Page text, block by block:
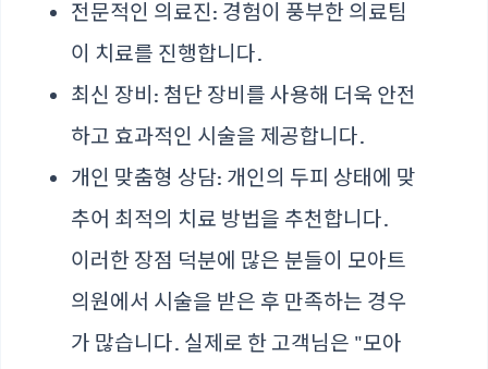
전문적인 의료진: 경험이 풍부한 의료팀
이 치료를 진행합니다.
최신 장비: 첨단 장비를 사용해 더욱 안전
하고 효과적인 시술을 제공합니다.
개인 맞춤형 상담: 개인의 두피 상태에 맞
추어 최적의 치료 방법을 추천합니다.
이러한 장점 덕분에 많은 분들이 모아트
의원에서 시술을 받은 후 만족하는 경우
가 많습니다. 실제로 한 고객님은 "모아